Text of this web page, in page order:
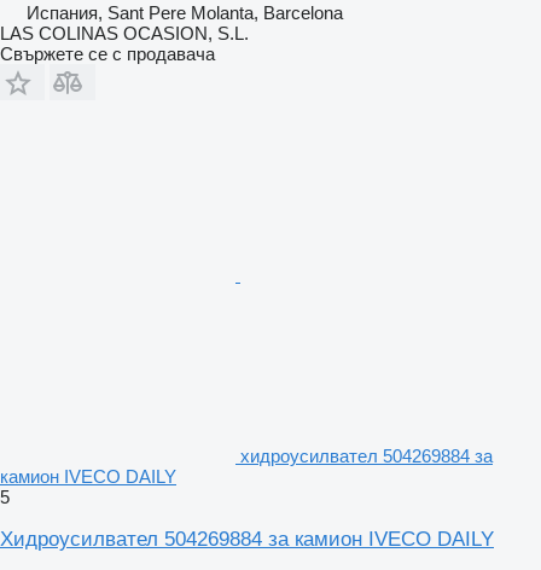
Испания, Sant Pere Molanta, Barcelona
LAS COLINAS OCASION, S.L.
Свържете се с продавача
хидроусилвател 504269884 за
камион IVECO DAILY
5
Хидроусилвател 504269884 за камион IVECO DAILY